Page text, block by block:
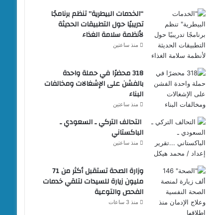
“الخدمات البيطرية” تنظم برنامجًا
تدريبيًا حول التطبيقات الحديثة
لأنظمة سلامة الغذاء
منذ ساعتين
318 محضرًا في حملة واحدة
بالفشن على الإشغالات ومخالفات
البناء
منذ ساعتين
التحالف التركي ـ السعودي ـ
الباكستاني
منذ ساعتين
وزارة الصحة تستقبل أكثر من 71
مليون زيارة للسيدات لتلقي خدمات
الفحص والتوعية
منذ 3 ساعات